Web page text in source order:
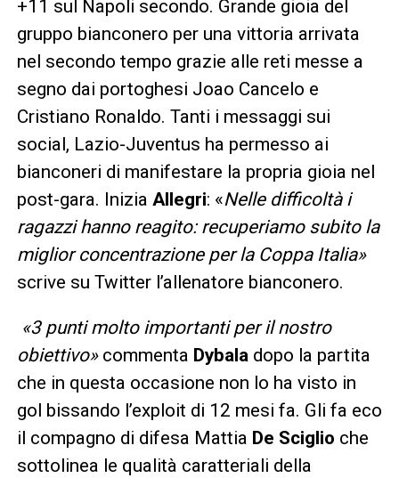
+11 sul Napoli secondo. Grande gioia del
gruppo bianconero per una vittoria arrivata
nel secondo tempo grazie alle reti messe a
segno dai portoghesi Joao Cancelo e
Cristiano Ronaldo. Tanti i messaggi sui
social, Lazio-Juventus ha permesso ai
bianconeri di manifestare la propria gioia nel
post-gara. Inizia Allegri: «Nelle difficoltà i
ragazzi hanno reagito: recuperiamo subito la
miglior concentrazione per la Coppa Italia»
scrive su Twitter l’allenatore bianconero.
«3 punti molto importanti per il nostro
obiettivo»commenta Dybaladopo la partita
che in questa occasione non lo ha visto in
gol bissando l’exploit di 12 mesi fa. Gli fa eco
il compagno di difesa Mattia De Sciglio che
sottolinea le qualità caratteriali della